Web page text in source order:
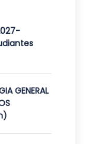
GENERAL